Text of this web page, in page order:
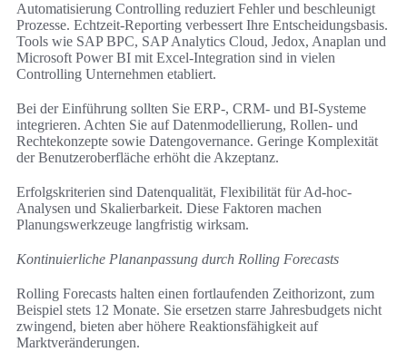
Automatisierung Controlling reduziert Fehler und beschleunigt
Prozesse. Echtzeit-Reporting verbessert Ihre Entscheidungsbasis.
Tools wie SAP BPC, SAP Analytics Cloud, Jedox, Anaplan und
Microsoft Power BI mit Excel-Integration sind in vielen
Controlling Unternehmen etabliert.
Bei der Einführung sollten Sie ERP-, CRM- und BI-Systeme
integrieren. Achten Sie auf Datenmodellierung, Rollen- und
Rechtekonzepte sowie Datengovernance. Geringe Komplexität
der Benutzeroberfläche erhöht die Akzeptanz.
Erfolgskriterien sind Datenqualität, Flexibilität für Ad-hoc-
Analysen und Skalierbarkeit. Diese Faktoren machen
Planungswerkzeuge langfristig wirksam.
Kontinuierliche Plananpassung durch Rolling Forecasts
Rolling Forecasts halten einen fortlaufenden Zeithorizont, zum
Beispiel stets 12 Monate. Sie ersetzen starre Jahresbudgets nicht
zwingend, bieten aber höhere Reaktionsfähigkeit auf
Marktveränderungen.